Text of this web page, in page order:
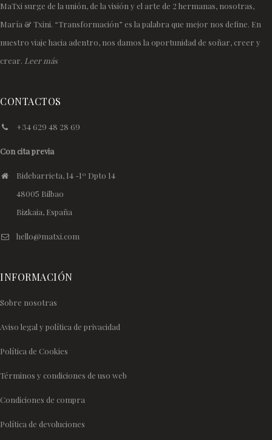
MaTxi surge de la unión, de la visión y el arte de 2 hermanas, nosotras,
María & Txini. “Transformación” es la palabra que mejor nos define. En
nuestro viaje hacia adentro, nos damos la oportunidad de soñar, creer y
crear. Leer más
CONTACTOS
+34 629 48 28 69
Con cita previa
Bidebarrieta, 14 -1º Dpto 14
48005 Bilbao
Bizkaia, España
hello@matxi.com
INFORMACIÓN
Sobre nosotras
Aviso legal y política de privacidad
Política de Cookies
Términos y condiciones de uso web
Condiciones de compra
Política de devoluciones